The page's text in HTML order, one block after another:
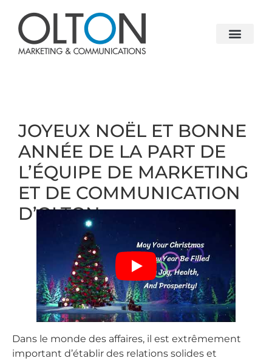
JOYEUX NOËL ET BONNE
ANNÉE DE LA PART DE
L’ÉQUIPE DE MARKETING
ET DE COMMUNICATION
D’OLTON
Dans le monde des affaires, il est extrêmement
important d’établir des relations solides et